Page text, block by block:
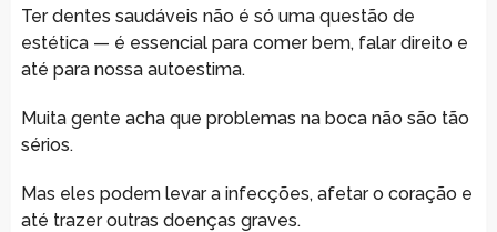
Ter dentes saudáveis não é só uma questão de
estética — é essencial para comer bem, falar direito e
até para nossa autoestima.
Muita gente acha que problemas na boca não são tão
sérios.
Mas eles podem levar a infecções, afetar o coração e
até trazer outras doenças graves.